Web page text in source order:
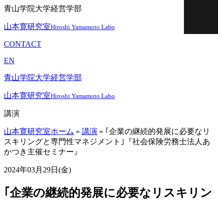
青山学院大学経営学部
山本寛研究室Hiroshi Yamamoto Labo
CONTACT
EN
青山学院大学経営学部
山本寛研究室Hiroshi Yamamoto Labo
講演
山本寛研究室ホーム » 講演 » ｢企業の継続的発展に必要なリ
スキリングと専門性マネジメント｣『社会保険労務士法人あ
かつき主催セミナー』
2024年03月29日(金)
｢企業の継続的発展に必要なリスキリン